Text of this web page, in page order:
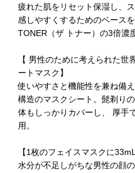
疲れた肌をリセット保湿し、
感しやすくするためのベース
TONER（ザ トナー）の3倍濃
【 男性のために考えられた
ートマスク】
使いやすさと機能性を兼ね備
構造のマスクシート。髭剃り
体もしっかりカバーし、 厚手
用。
【1枚のフェイスマスクに
水分が不足しがちな男性の顔